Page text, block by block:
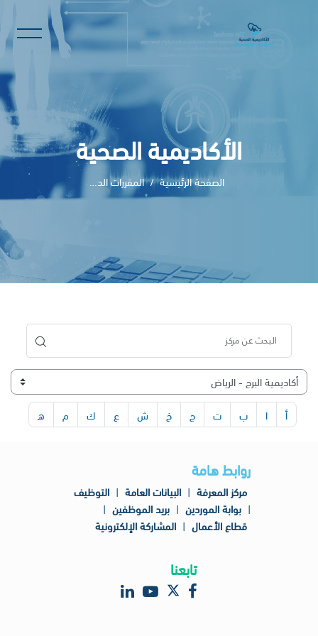
الأكاديمية الصحية
الصفحة الرئيسية المقررات الدراسية
أ ا ب ت ج خ ش ع ك م ه
روابط هامة
مركز المعرفة | البيانات العامة | التوظيف
| بوابة الموردين | بريد الموظفين |
قطاع الأعمال | المشاركة الإلكترونية
تابعنا